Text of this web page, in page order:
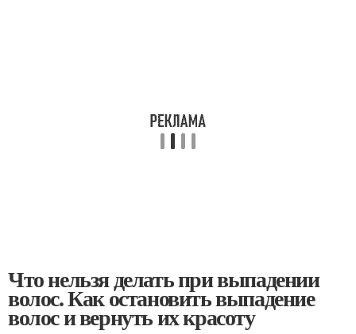
Что нельзя делать при выпадении
волос. Как остановить выпадение
волос и вернуть их красоту